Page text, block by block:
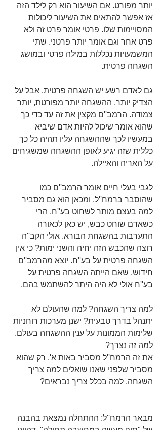
יותר מפורט. אם השיעור הוא רק לילד הזה
אז אפשר להתאים את השיעור ליכולות
המסויימות שלו. פרטי אומר פרט זה ולא
פרט אחר וגם אומר יותר פרטני. שתי
המשמעויות נכללות במילה פרטי ובמושג
השגחה פרטית.
גם לאדם רשע יש השגחה פרטית. אבל על
הצדיק יותר, ההשגחה יותר מפורטת, יותר
צמודה. הרמב''ם מקצין את זה עד כדי כך
שהוא אומר שיכול להיות אדם שיביא
במעשיו לכך שההשגחה עליו תהיה כל כך
כללית שזה יגיע לאופן ההשגחה שמשגיחים
על האריה והאיילה.
לגבי בעלי חיים אומר הרמב''ם כמו
שהוסבר ברמח''ל, ומכאן הוא גם מסביר
למה בעצם מותר לשחוט בע''ח. הרי
כשאדם שוחט כבש, יש כאן לכאורה
התערבות בהשגחת הבורא. אולי הקב''ה
רוצה שהכבש הזה יחיה והשני ימות? כי אין
השגחה פרטית על בע''ח. יוצא מהרמב''ם
חידוש, שאם הייתה השגחה פרטית על
בע''ח אולי לא היה היתר להשתמש בהם.
למה צריך השגחה? למה שהעולם לא
יתנהל בדרך טבעית? ישנן מערכות רוחניות
שלימות הממונות על ענין ההשגחה בעולם.
למה זה נצרך?
את זה הרמח''ל מסביר באות א'. רק שהוא
מסביר שלפני שאנו שואלים למה צריך
השגחה, למה בכלל צריך נבראים?
מבאר הרמח''ל: ההתחלה נמצאת בהבנה